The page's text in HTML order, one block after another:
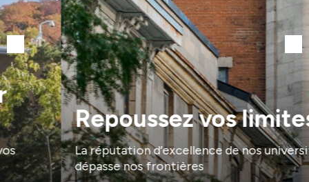
Repoussez vos limites
La réputation d’excellence de nos universités
dépasse nos frontières